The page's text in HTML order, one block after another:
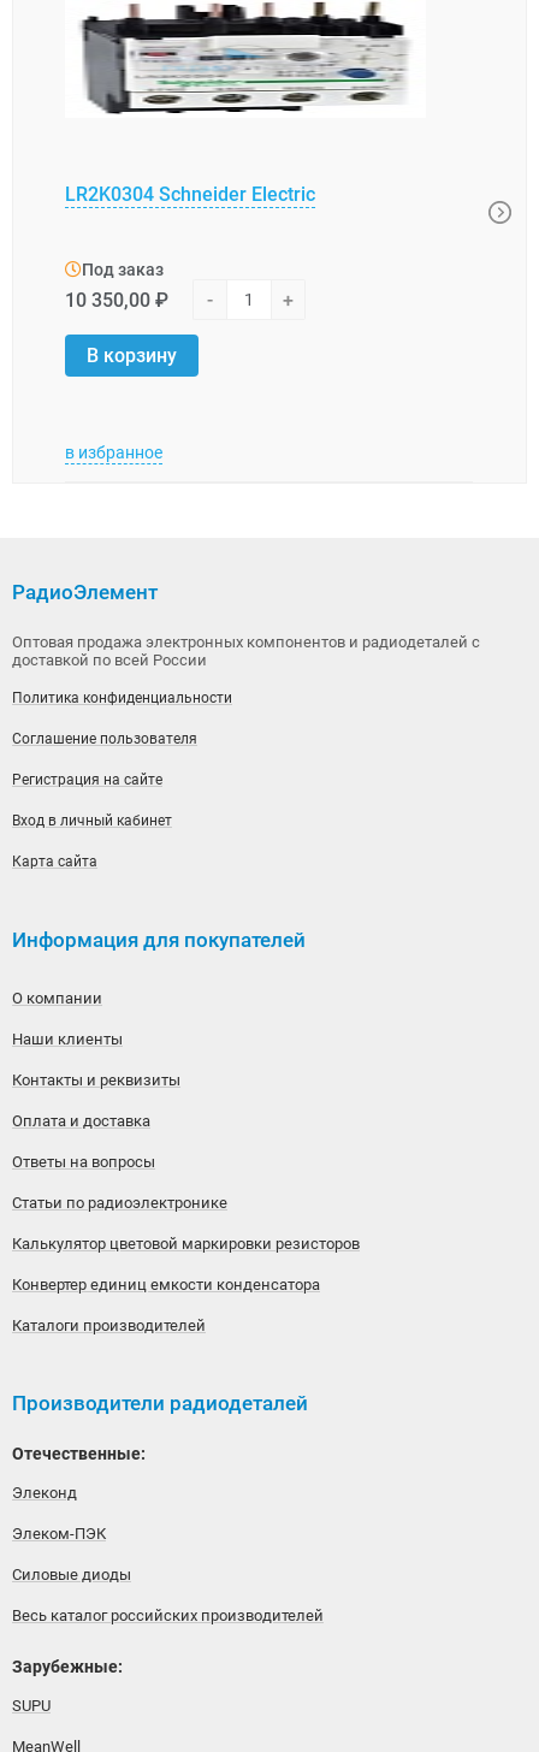
LR2K0304 Schneider Electric
Под заказ
10 350,00 ₽ - +
В корзину
в избранное
РадиоЭлемент
Оптовая продажа электронных компонентов и радиодеталей с
доставкой по всей России
Политика конфиденциальности
Соглашение пользователя
Регистрация на сайте
Вход в личный кабинет
Карта сайта
Информация для покупателей
О компании
Наши клиенты
Контакты и реквизиты
Оплата и доставка
Ответы на вопросы
Статьи по радиоэлектронике
Калькулятор цветовой маркировки резисторов
Конвертер единиц емкости конденсатора
Каталоги производителей
Производители радиодеталей
Отечественные:
Элеконд
Элеком-ПЭК
Силовые диоды
Весь каталог российских производителей
Зарубежные:
SUPU
MeanWell